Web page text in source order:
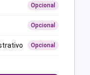
Opcional
Opcional
Opcional